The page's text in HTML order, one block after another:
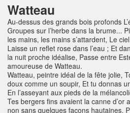
Watteau
Au-dessus des grands bois profonds
Groupes sur l’herbe dans la brume...
les mains, les mains s’attardent, Le
Laisse un reflet rose dans l’eau ; Et
la nuit proche idéalise, Passe entre
amoureuse de Watteau.
Watteau, peintre idéal de la fête jolie,
doux comme un soupir, Et tu donnas
En l’asseyant aux pieds de la
Tes bergers fins avaient la canne d’or
non sans quelques façons hautaines,